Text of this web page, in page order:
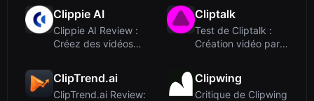
Clippie AI
Clippie AI Review :
Créez des vidéos
Cliptalk
Test de Cliptalk :
Création vidéo par
ClipTrend.ai
ClipTrend.ai Review:
Clipwing
Critique de Clipwing